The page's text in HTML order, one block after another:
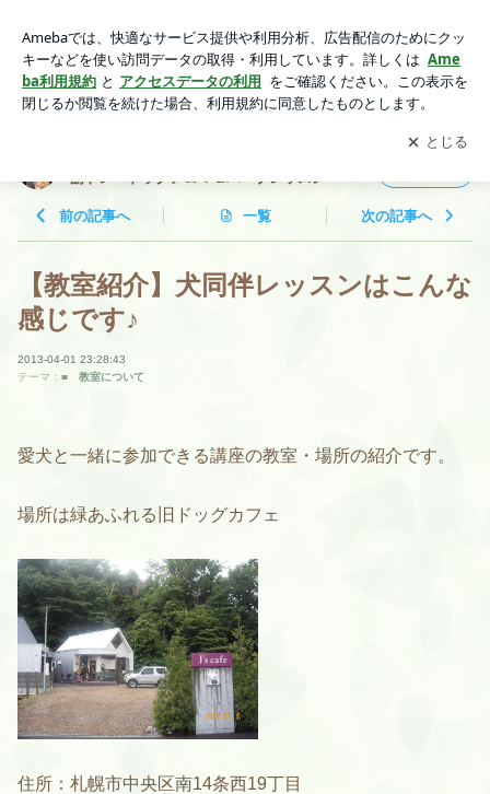
ライン：ドッグマッサージ・犬の筋トレ・ドッグアロマ＆ハー
ブレッスン
アプリをダウンロードして ブログの更新通知
を受け取りまし
ょう。
開く
筋トレ・ドッグアロマ＆ハーブレッスン
前の記事へ 一覧 次の記事へ
【教室紹介】犬同伴レッスンはこんな
感じです♪
2013-04-01 23:28:43
テーマ： ■ 教室について
愛犬と一緒に参加できる講座の教室・場所の紹介です。
場所は緑あふれる旧ドッグカフェ
住所：札幌市中央区南14条西19丁目